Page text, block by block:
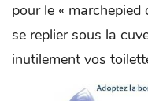
pour le « marchepied
se replier sous la
inutilement vos